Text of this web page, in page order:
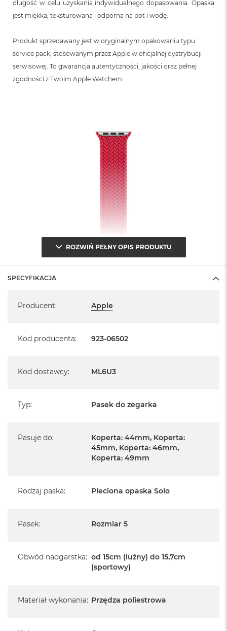
długość w celu uzyskania indywidualnego dopasowania. Opaska
jest miękka, teksturowana i odporna na pot i wodę.
Produkt sprzedawany jest w oryginalnym opakowaniu typu
service pack, stosowanym przez Apple w oficjalnej dystrybucji
serwisowej. To gwarancja autentyczności, jakości oraz pełnej
zgodności z Twoim Apple Watchem.
ROZWIŃ PEŁNY OPIS PRODUKTU
SPECYFIKACJA
Producent: Apple
Kod producenta: 923-06502
Kod dostawcy: ML6U3
Typ: Pasek do zegarka
Pasuje do:
Koperta: 44mm, Koperta:
45mm, Koperta: 46mm,
Koperta: 49mm
Rodzaj paska: Pleciona opaska Solo
Pasek: Rozmiar 5
Obwód nadgarstka: od 15cm (luźny) do 15,7cm
(sportowy)
Materiał wykonania: Przędza poliestrowa